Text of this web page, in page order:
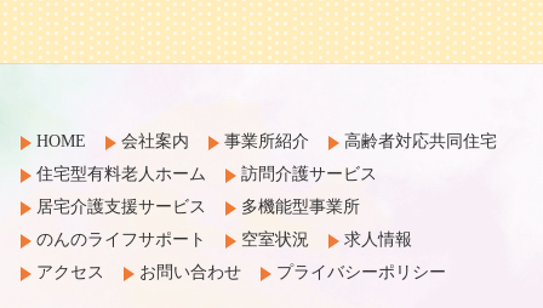
HOME 会社案内 事業所紹介
高齢者対応共同住宅
住宅型有料老人ホーム
訪問介護サービス
居宅介護支援サービス
多機能型事業所
のんのライフサポート
空室状況
求人情報
アクセス
お問い合わせ プライバシーポリシー